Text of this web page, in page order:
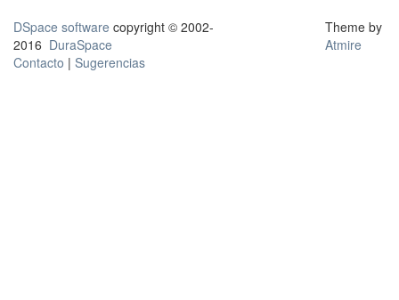
DSpace software copyright © 2002-
2016 DuraSpace
Contacto | Sugerencias
Theme by
Atmire